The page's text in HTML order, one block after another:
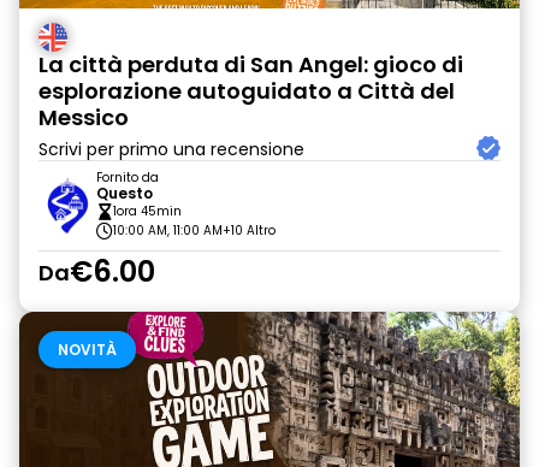
La città perduta di San Angel: gioco di
esplorazione autoguidato a Città del
Messico
Scrivi per primo una recensione
Fornito da
Questo
1ora 45min
10:00 AM, 11:00 AM+10 Altro
Da€6.00
NOVITÀ